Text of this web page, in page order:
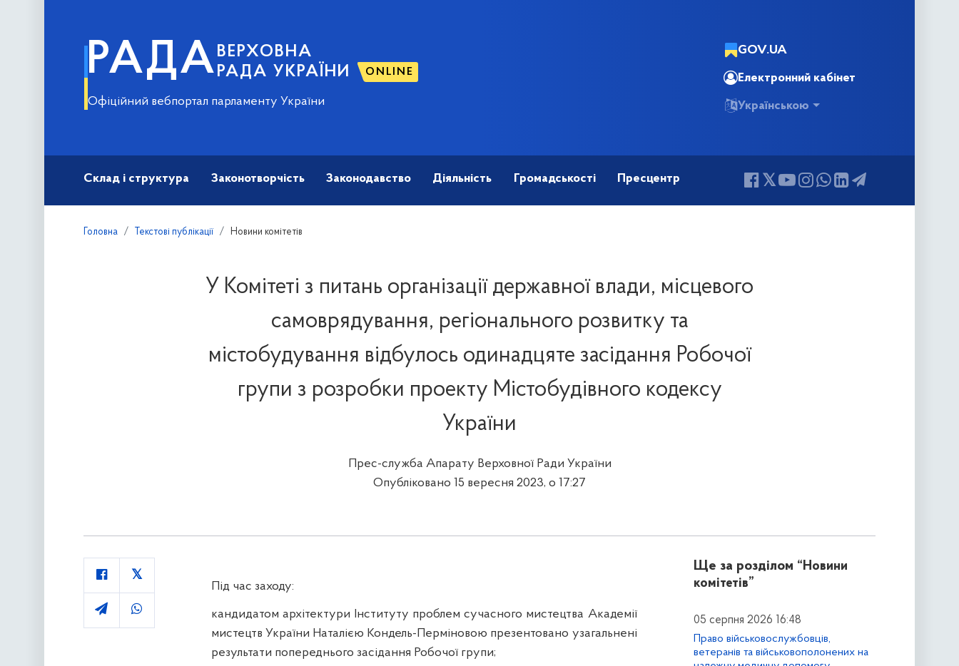
РАДА ВЕРХОВНА
РАДА УКРАЇНИ
ONLINE
Офіційний вебпортал парламенту України
GOV.UA
Електронний кабінет
Українською
Склад і структура Законотворчість Законодавство Діяльність Громадськості Пресцентр
Головна Текстові публікації Новини комітетів
У Комітеті з питань організації державної влади, місцевого
самоврядування, регіонального розвитку та
містобудування відбулось одинадцяте засідання Робочої
групи з розробки проекту Містобудівного кодексу
України
Прес-служба Апарату Верховної Ради України
Опубліковано 15 вересня 2023, о 17:27
Під час заходу:
кандидатом архітектури Інституту проблем сучасного мистецтва Академії
мистецтв України Наталією Кондель-Перміновою презентовано узагальнені
результати попереднього засідання Робочої групи;
Ще за розділом “Новини
комітетів”
05 серпня 2026 16:48
Право військовослужбовців,
ветеранів та військовополонених на